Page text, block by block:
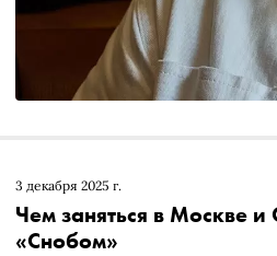
3 декабря 2025 г.
Чем заняться в Москве
«Снобом»